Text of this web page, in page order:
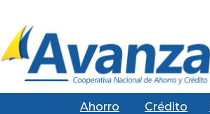
Ahorro Crédito